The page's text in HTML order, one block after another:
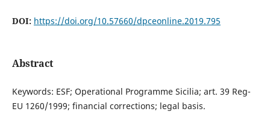
DOI: https://doi.org/10.57660/dpceonline.2019.795
Abstract
Keywords: ESF; Operational Programme Sicilia; art. 39 Reg-
EU 1260/1999; financial corrections; legal basis.